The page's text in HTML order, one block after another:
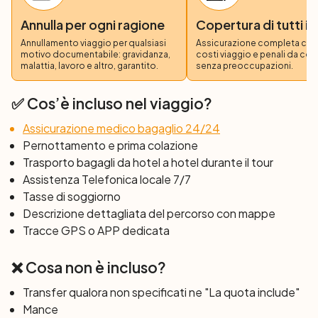
Giorno 4: Saintes – Rochefort (55 km)
Saintes ospita l’unica arena e teatro romano della costa
occidentale della Francia. Lasciando Saintes,
pedalerete su piccole e facili strade da un villaggio
all’altro, quasi tutti abbelliti da almeno una chiesa, un
castello e un caffè, per fare una breve sosta. Alla fine
della giornata raggiungerete Rochefort, importante
porto navale del XVIII secolo sulla costa occidentale,
dove pernotterete.
Giorno 5: Tour circolare intorno a Rochefort
(49 o 60 km)
A Rochefort potrete visitare una vera copia della fregata
Hermione, ancorata nel porto. C’è anche una vecchia
museo. Dopo pochi chilometri, un piccolo traghetto vi
condurrà attraverso il fiume Charente. Dirigendovi a Sud,
passerete davanti ai villaggi di Brouage e Marennes, tra
Annulla per ogni ragione
Annullamento viaggio per qualsiasi
motivo documentabile: gravidanza,
malattia, lavoro e altro, garantito.
Copertura di tutti i
Assicurazione completa
costi viaggio e penali da
senza preoccupazioni.
✅ Cos’è incluso nel viaggio?
Assicurazione medico bagaglio 24/24
Pernottamento e prima colazione
Trasporto bagagli da hotel a hotel durante il tour
Assistenza Telefonica locale 7/7
Tasse di soggiorno
Descrizione dettagliata del percorso con mappe
Tracce GPS o APP dedicata
❌ Cosa non è incluso?
Transfer qualora non specificati ne "La quota include"
Mance